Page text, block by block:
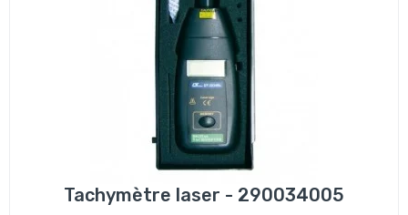
Tachymètre laser - 290034005